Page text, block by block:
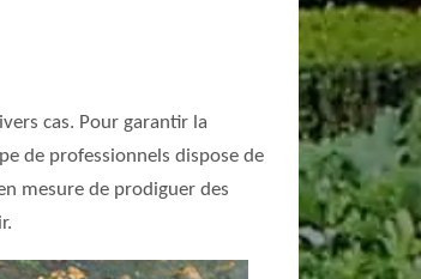
cas. Pour garantir la
de professionnels dispose de
mesure de prodiguer des